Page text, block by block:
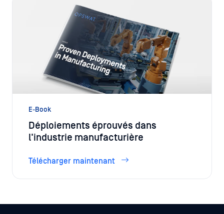
E-Book
Déploiements éprouvés dans
l'industrie manufacturière
Télécharger maintenant